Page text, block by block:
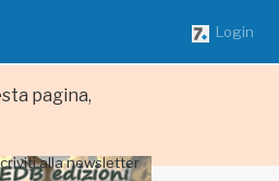
pagina,
Login
alla newsletter